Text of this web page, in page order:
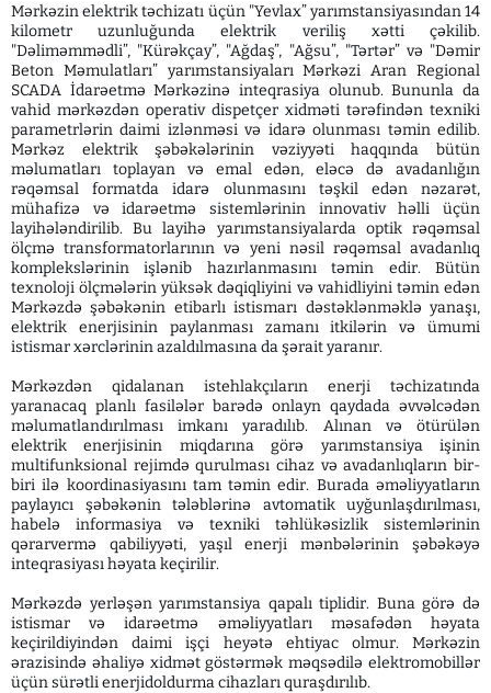
Mərkəzin elektrik təchizatı üçün "Yevlax” yarımstansiyasından 14
kilometr uzunluğunda elektrik veriliş xətti çəkilib.
"Dəliməmmədli”, "Kürəkçay”, "Ağdaş”, "Ağsu”, "Tərtər” və "Dəmir
Beton Məmulatları” yarımstansiyaları Mərkəzi Aran Regional
SCADA İdarəetmə Mərkəzinə inteqrasiya olunub. Bununla da
vahid mərkəzdən operativ dispetçer xidməti tərəfindən texniki
parametrlərin daimi izlənməsi və idarə olunması təmin edilib.
Mərkəz elektrik şəbəkələrinin vəziyyəti haqqında bütün
məlumatları toplayan və emal edən, eləcə də avadanlığın
rəqəmsal formatda idarə olunmasını təşkil edən nəzarət,
mühafizə və idarəetmə sistemlərinin innovativ həlli üçün
layihələndirilib. Bu layihə yarımstansiyalarda optik rəqəmsal
ölçmə transformatorlarının və yeni nəsil rəqəmsal avadanlıq
komplekslərinin işlənib hazırlanmasını təmin edir. Bütün
texnoloji ölçmələrin yüksək dəqiqliyini və vahidliyini təmin edən
Mərkəzdə şəbəkənin etibarlı istismarı dəstəklənməklə yanaşı,
elektrik enerjisinin paylanması zamanı itkilərin və ümumi
istismar xərclərinin azaldılmasına da şərait yaranır.
Mərkəzdən qidalanan istehlakçıların enerji təchizatında
yaranacaq planlı fasilələr barədə onlayn qaydada əvvəlcədən
məlumatlandırılması imkanı yaradılıb. Alınan və ötürülən
elektrik enerjisinin miqdarına görə yarımstansiya işinin
multifunksional rejimdə qurulması cihaz və avadanlıqların bir-
biri ilə koordinasiyasını tam təmin edir. Burada əməliyyatların
paylayıcı şəbəkənin tələblərinə avtomatik uyğunlaşdırılması,
habelə informasiya və texniki təhlükəsizlik sistemlərinin
qərarvermə qabiliyyəti, yaşıl enerji mənbələrinin şəbəkəyə
inteqrasiyası həyata keçirilir.
Mərkəzdə yerləşən yarımstansiya qapalı tiplidir. Buna görə də
istismar və idarəetmə əməliyyatları məsafədən həyata
keçirildiyindən daimi işçi heyətə ehtiyac olmur. Mərkəzin
ərazisində əhaliyə xidmət göstərmək məqsədilə elektromobillər
üçün sürətli enerjidoldurma cihazları quraşdırılıb.